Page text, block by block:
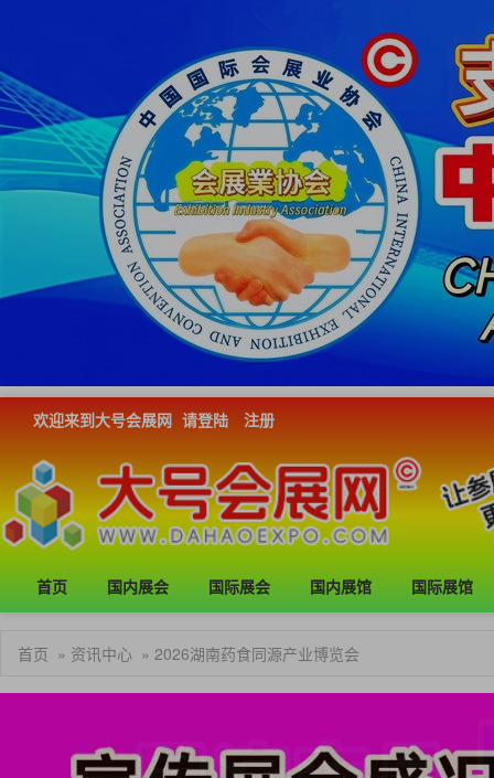
欢迎来到大号会展网 请登陆 注册
首页 国内展会 国际展会 国内展馆 国际展馆
首页 » 资讯中心 » 2026湖南药食同源产业博览会